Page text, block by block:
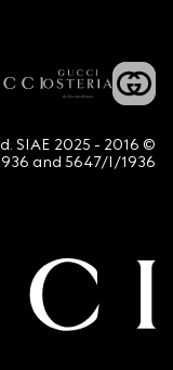
SIAE
and 5647/I/1936